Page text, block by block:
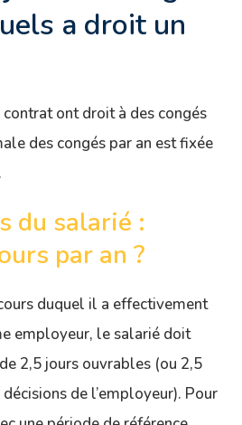
a droit un
ont droit à des congés
des congés par an est fixée
du salarié :
par an ?
duquel il a effectivement
employeur, le salarié doit
2,5 jours ouvrables (ou 2,5
de l’employeur). Pour